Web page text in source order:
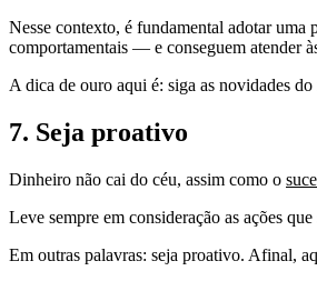
Nesse contexto, é fundamental adotar uma
comportamentais — e conseguem atender
A dica de ouro aqui é: siga as novidades
7. Seja proativo
Dinheiro não cai do céu, assim como o
Leve sempre em consideração as ações
Em outras palavras: seja proativo. Afinal,